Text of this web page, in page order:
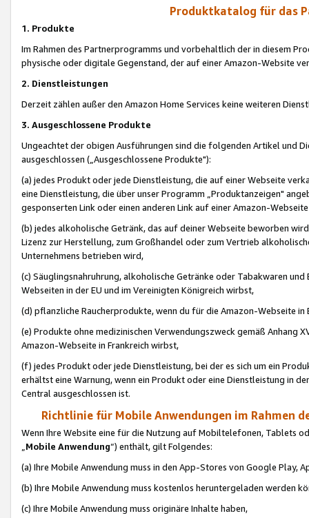
Produktkatalog für das
1. Produkte
Im Rahmen des Partnerprogramms und vorbehaltlich der in diesem
physische oder digitale Gegenstand, der auf einer Amazon-Website
2. Dienstleistungen
Derzeit zählen außer den Amazon Home Services keine weiteren
3. Ausgeschlossene Produkte
Ungeachtet der obigen Ausführungen sind die folgenden Artikel und
ausgeschlossen („Ausgeschlossene Produkte"):
(a) jedes Produkt oder jede Dienstleistung, die auf einer Webseite
eine Dienstleistung, die über unser Programm „Produktanzeigen"
gesponserten Link oder einen anderen Link auf einer Amazon-
(b) jedes alkoholische Getränk, das auf deiner Webseite beworben
Lizenz zur Herstellung, zum Großhandel oder zum Vertrieb
Unternehmens betrieben wird,
(c) Säuglingsnahruhrung, alkoholische Getränke oder Tabakwaren
Webseiten in der EU und im Vereinigten Königreich wirbst,
(d) pflanzliche Raucherprodukte, wenn du für die Amazon-Webseite in
(e) Produkte ohne medizinischen Verwendungszweck gemäß Anhang
Amazon-Webseite in Frankreich wirbst,
(f) jedes Produkt oder jede Dienstleistung, bei der es sich um ein
erhältst eine Warnung, wenn ein Produkt oder eine Dienstleistung in
Central ausgeschlossen ist.
Richtlinie für Mobile Anwendungen im Rahmen
Wenn Ihre Website eine für die Nutzung auf Mobiltelefonen, Tablets
„Mobile Anwendung“) enthält, gilt Folgendes:
(a) Ihre Mobile Anwendung muss in den App-Stores von Google Play,
(b) Ihre Mobile Anwendung muss kostenlos heruntergeladen werden
(c) Ihre Mobile Anwendung muss originäre Inhalte haben,